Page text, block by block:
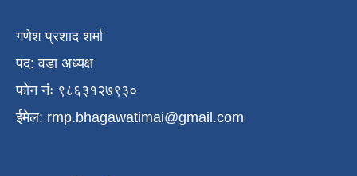
गणेश प्रशाद शर्मा
पद: वडा अध्यक्ष
फोन नंः ९८६३१२७९३०
ईमेल: rmp.bhagawatimai@gmail.com